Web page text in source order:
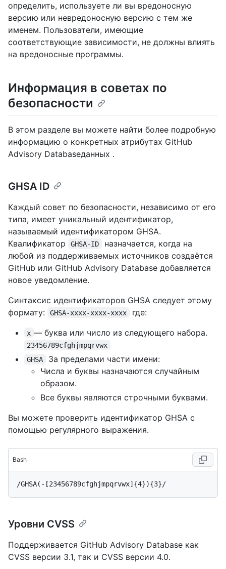
определить, используете ли вы вредоносную
версию или невредоносную версию с тем же
именем. Пользователи, имеющие
соответствующие зависимости, не должны влиять
на вредоносные программы.
Информация в советах по
безопасности
В этом разделе вы можете найти более подробную
информацию о конкретных атрибутах GitHub
Advisory Databaseданных .
GHSA ID
Каждый совет по безопасности, независимо от его
типа, имеет уникальный идентификатор,
называемый идентификатором GHSA.
Квалификатор
GHSA-ID
назначается, когда на
любой из поддерживаемых источников создаётся
GitHub или GitHub Advisory Database добавляется
новое уведомление.
Синтаксис идентификаторов GHSA следует этому
формату:
GHSA-xxxx-xxxx-xxxx где:
x — буква или число из следующего набора.
23456789cfghjmpqrvwx
GHSA
За пределами части имени:
Числа и буквы назначаются случайным
образом.
Все буквы являются строчными буквами.
Вы можете проверить идентификатор GHSA с
помощью регулярного выражения.
Bash
Уровни CVSS
Поддерживается GitHub Advisory Database как
CVSS версии 3.1, так и CVSS версии 4.0.